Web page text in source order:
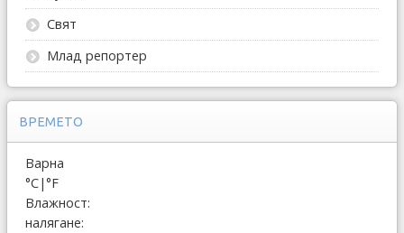
Свят
Млад репортер
ВРЕМЕТО
Варна
°C|°F
Влажност:
налягане: